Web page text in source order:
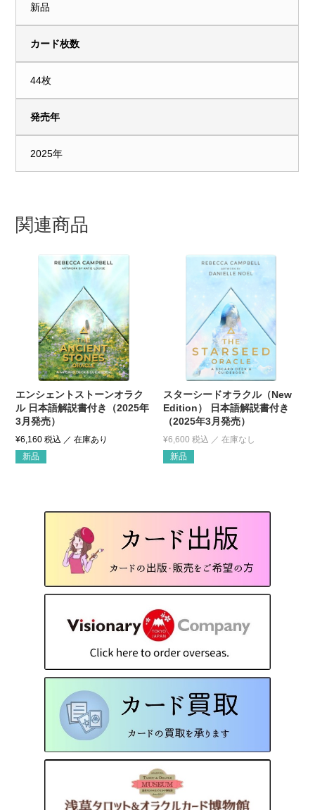
新品
カード枚数
44枚
発売年
2025年
関連商品
エンシェントストーンオラク
ル 日本語解説書付き（2025年
3月発売）
¥6,160 税込
新品
スターシードオラクル（New
Edition） 日本語解説書付き
（2025年3月発売）
¥6,600 税込
新品